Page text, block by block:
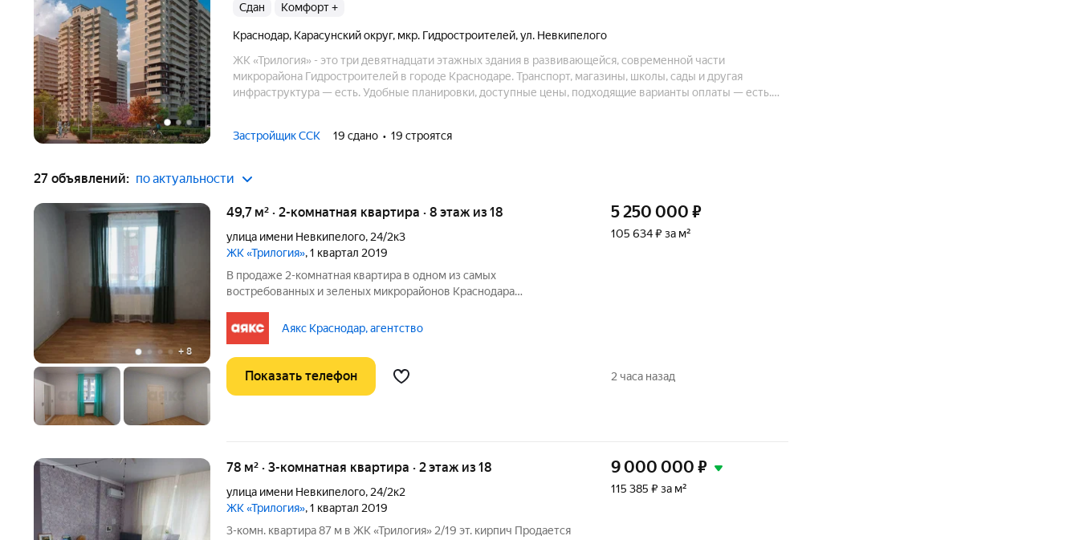
Сдан комфорт +
Краснодар, Карасунский округ, мкр. Гидростроителей,ул. Невкипелого
ЖК «Трилогия» - это три девятнадцати этажных здания в развивающейся, современной части
микрорайона Гидростроителей в городе Краснодаре. Транспорт, магазины, школы, сады и другая
инфраструктура — есть. Удобные планировки, доступные цены, подходящие варианты оплаты — есть.
Застройщик ССК
19 сдано 19 строятся
27 объявлений: по актуальности
+ 8
49,7 м² · 2-комнатная квартира · 8 этаж из 18
улица имени Невкипелого, 24/2к3
ЖК «Трилогия», 1 квартал 2019
В продаже 2-комнатная квартира в одном из самых
востребованных и зеленых микрорайонов Краснодара
году. О квартире: Этажность: 8 этаж из 19, два лифта работают
Аякс Краснодар, агентство
5 250 000 ₽
105 634 ₽ за м²
Показать телефон 2 часа назад
78 м² · 3-комнатная квартира · 2 этаж из 18
улица имени Невкипелого, 24/2к2
ЖК «Трилогия», 1 квартал 2019
3-комн. квapтира 87 м в ЖК «Tpилогия» 2/19 эт. кирпич Продаетcя
9 000 000 ₽
115 385 ₽ за м²